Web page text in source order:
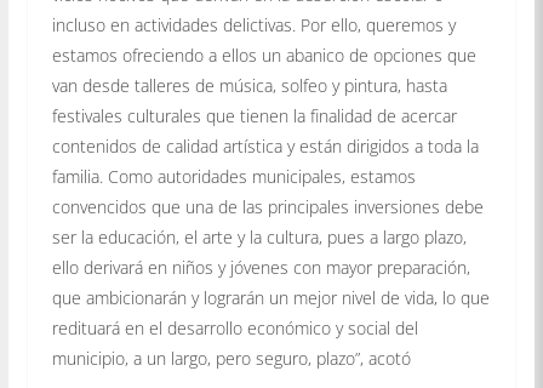
incluso en actividades delictivas. Por ello, queremos y
estamos ofreciendo a ellos un abanico de opciones que
van desde talleres de música, solfeo y pintura, hasta
festivales culturales que tienen la finalidad de acercar
contenidos de calidad artística y están dirigidos a toda la
familia. Como autoridades municipales, estamos
convencidos que una de las principales inversiones debe
ser la educación, el arte y la cultura, pues a largo plazo,
ello derivará en niños y jóvenes con mayor preparación,
que ambicionarán y lograrán un mejor nivel de vida, lo que
redituará en el desarrollo económico y social del
municipio, a un largo, pero seguro, plazo”, acotó